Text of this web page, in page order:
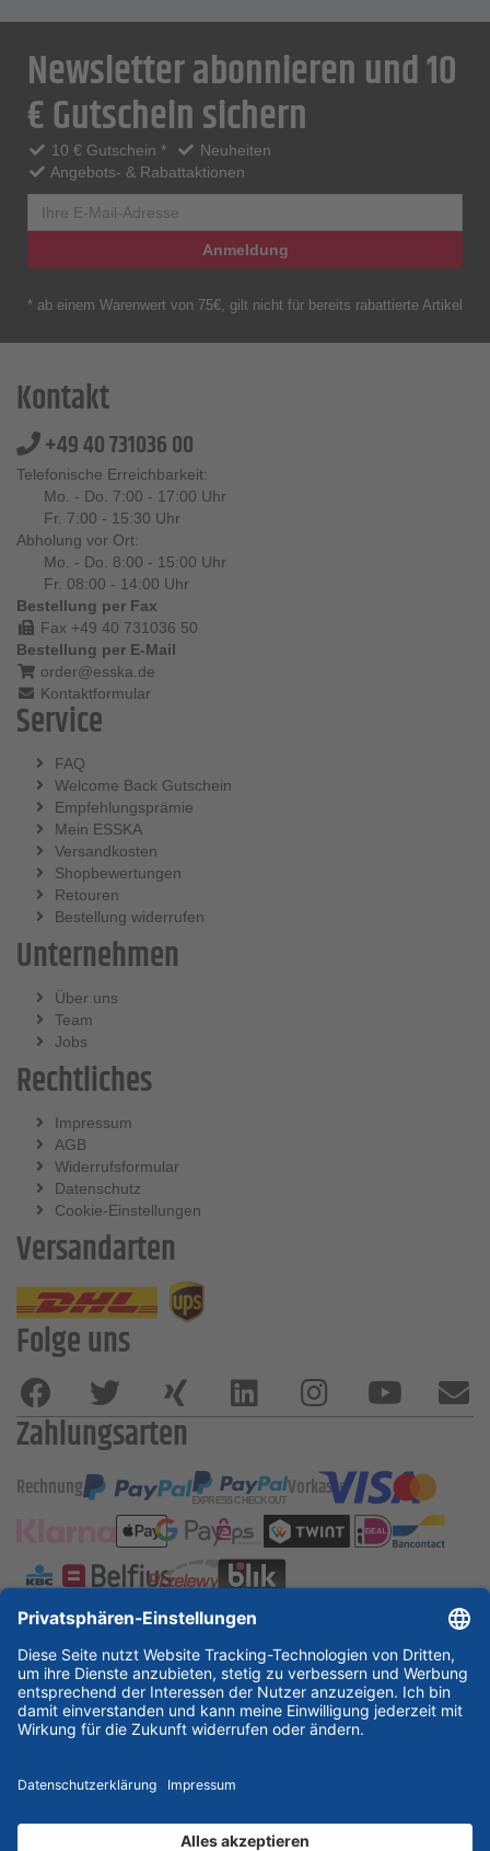
Newsletter abonnieren und 10
€ Gutschein sichern
10 € Gutschein *
Neuheiten
Angebots- & Rabattaktionen
Anmeldung
* ab einem Warenwert von 75€, gilt nicht für bereits rabattierte Artikel
Kontakt
+49 40 731036 00
Telefonische Erreichbarkeit:
Mo. - Do. 7:00 - 17:00 Uhr
Fr. 7:00 - 15:30 Uhr
Abholung vor Ort:
Mo. - Do. 8:00 - 15:00 Uhr
Fr. 08:00 - 14:00 Uhr
Bestellung per Fax
Fax +49 40 731036 50
Bestellung per E-Mail
order@esska.de
Kontaktformular
Service
FAQ
Welcome Back Gutschein
Empfehlungsprämie
Mein ESSKA
Versandkosten
Shopbewertungen
Retouren
Bestellung widerrufen
Unternehmen
Über uns
Team
Jobs
Rechtliches
Impressum
AGB
Widerrufsformular
Datenschutz
Cookie-Einstellungen
Versandarten
Folge uns
Zahlungsarten
Rechnung Vorkasse
ESSKA International
new
new new